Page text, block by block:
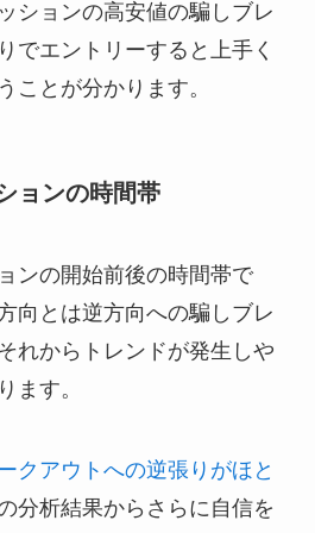
ションの高安値の騙しブレ
でエントリーすると上手く
ことが分かります。
ョンの時間帯
ンの開始前後の時間帯で
向とは逆方向への騙しブレ
れからトレンドが発生しや
ます。
クアウトへの逆張りがほと
分析結果からさらに自信を